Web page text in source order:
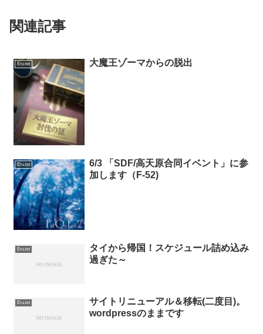
関連記事
Eru.txt 大魔王ゾーマからの脱出
Eru.txt
6/3 「SDF/高天原合同イベント」に参
加します（F-52)
Eru.txt
タイから帰国！スケジュール詰め込み
過ぎた～
Eru.txt
サイトリニューアル＆移転(二度目)。
wordpressのままです